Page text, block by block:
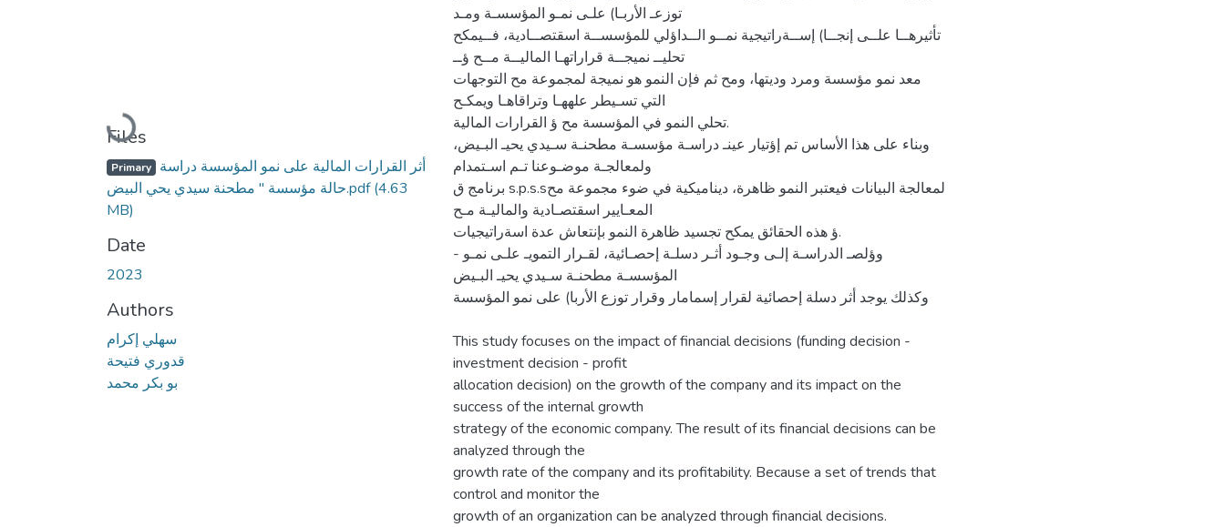
Loading...
Files
Primary أثر القرارات المالية على نمو المؤسسة دراسة
حالة مؤسسة '' مطحنة سيدي يحي البيض.pdf(4.63
MB)
Date
2023
Authors
سهلي إكرام
قدوري فتيحة
بو بكر محمد
توزعـ الأربـا) علـى نمـو المؤسسـة ومـد
تأثيرهــا علــى إنجــا) إســةراتيجية نمــو الــداؤلي للمؤسســة اسقتصــادية، فــيمكح
تحليــ نميجــة قراراتهـا الماليــة مــح ؤــ
معد نمو مؤسسة ومرد وديتها، ومح ثم فإن النمو هو نميجة لمجموعة مح التوجهات
التي تسـيطر علههـا وتراقاهـا ويمكـح
تحلي النمو في المؤسسة مح ؤ القرارات المالية.
وبناء على هذا الأساس تم إؤتيار عينـ دراسـة مؤسسـة مطحنـة سـيدي يحيـ البـيض،
ولمعالجـة موضـوعنا تـم اسـتمدام
برنامج ق s.p.s.sلمعالجة البيانات فيعتبر النمو ظاهرة، ديناميكية في ضوء مجموعة مح
المعـايير اسقتصـادية والماليـة مـح
ؤ هذه الحقائق يمكح تجسيد ظاهرة النمو بإنتعاش عدة اسةراتيجيات.
- وؤلصـ الدراسـة إلـى وجـود أثـر دسلـة إحصـائية، لقـرار التمويـ علـى نمـو
المؤسسـة مطحنـة سـيدي يحيـ البـيض
وكذلك يوجد أثر دسلة إحصائية لقرار إسمامار وقرار توزع الأربا) على نمو المؤسسة
This study focuses on the impact of financial decisions (funding decision -
investment decision - profit
allocation decision) on the growth of the company and its impact on the
success of the internal growth
strategy of the economic company. The result of its financial decisions can be
analyzed through the
growth rate of the company and its profitability. Because a set of trends that
control and monitor the
growth of an organization can be analyzed through financial decisions.